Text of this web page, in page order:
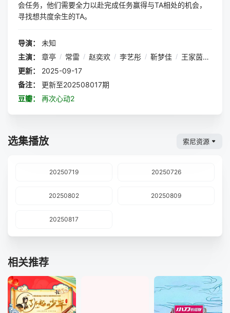
会任务，他们需要全力以赴完成任务赢得与TA相处的机会，
寻找想共度余生的TA。
导演：
未知
主演：
章亭 / 常雷 / 赵奕欢 / 李艺彤 / 靳梦佳 / 王家茵
更新：
2025-09-17
备注：
更新至202508017期
豆瓣：
再次心动2
选集播放 索尼资源
20250719 20250726
20250802 20250809
20250817
相关推荐